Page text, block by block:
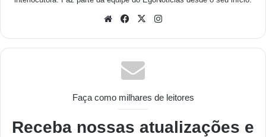
Faça como milhares de leitores
Receba nossas atualizações e